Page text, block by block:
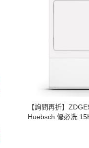
【詢問再折】
Huebsch 優必洗